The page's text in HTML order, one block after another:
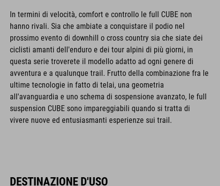
In termini di velocità, comfort e controllo le full CUBE non
hanno rivali. Sia che ambiate a conquistare il podio nel
prossimo evento di downhill o cross country sia che siate dei
ciclisti amanti dell'enduro e dei tour alpini di più giorni, in
questa serie troverete il modello adatto ad ogni genere di
avventura e a qualunque trail. Frutto della combinazione fra le
ultime tecnologie in fatto di telai, una geometria
all'avanguardia e uno schema di sospensione avanzato, le full
suspension CUBE sono impareggiabili quando si tratta di
vivere nuove ed entusiasmanti esperienze sui trail.
DESTINAZIONE D'USO